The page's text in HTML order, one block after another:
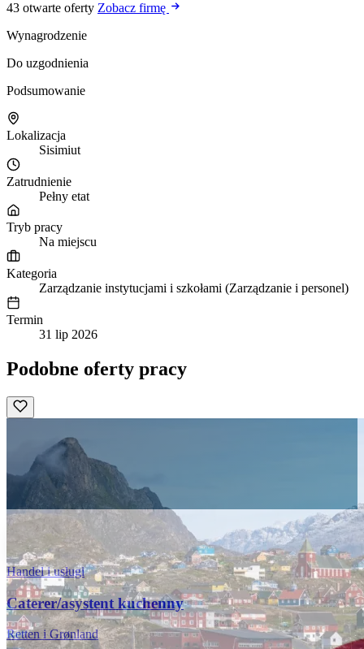
43 otwarte oferty Zobacz firmę
Wynagrodzenie
Do uzgodnienia
Podsumowanie
Lokalizacja
Sisimiut
Zatrudnienie
Pełny etat
Tryb pracy
Na miejscu
Kategoria
Zarządzanie instytucjami i szkołami (Zarządzanie i personel)
Termin
31 lip 2026
Podobne oferty pracy
Handel i usługi
Caterer/asystent kuchenny
Retten i Grønland